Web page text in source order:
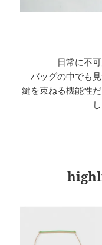
日常に不
バッグの中でも
鍵を束ねる機能性